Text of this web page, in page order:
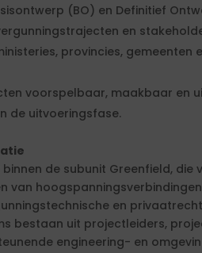
(BO) en Definitief
en
provincies, gemeenten
voorspelbaar, maakbaar en
de uitvoeringsfase.
de subunit Greenfield, die
van
en
bestaan uit projectleiders,
engineering- en